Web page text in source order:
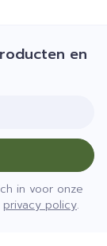
en
in voor onze
privacy policy.